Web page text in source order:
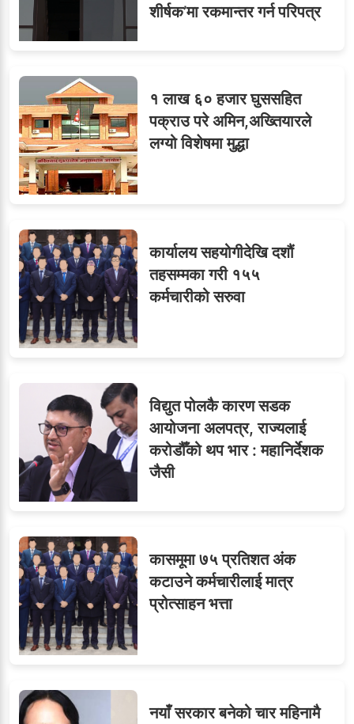
७
८जुनियरलाई दोहोरो जिम्मेवारी,
मन्त्रालयभित्र असन्तुष्टि
९ओएनएमका नाममा अत्याचार :
सब–इन्जिनियरहरुको गम्भीर
ध्यानाकर्षण
शीर्षक’मा रकमान्तर गर्न परिपत्र
१ लाख ६० हजार घुससहित
पक्राउ परे अमिन,अख्तियारले
लग्यो विशेषमा मुद्धा
कार्यालय सहयोगीदेखि दशौं
तहसम्मका गरी १५५
कर्मचारीको सरुवा
विद्युत पोलकै कारण सडक
आयोजना अलपत्र, राज्यलाई
करोडौँको थप भार : महानिर्देशक
जैसी
कासमूमा ७५ प्रतिशत अंक
कटाउने कर्मचारीलाई मात्र
प्रोत्साहन भत्ता
नयाँ सरकार बनेको चार महिनामै